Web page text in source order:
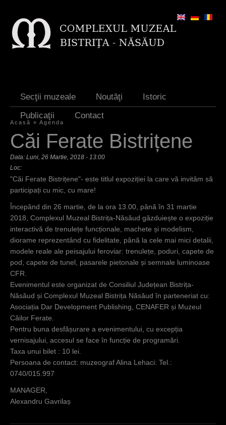
Secţii muzeale Noutăţi
Istoric
Publicaţii
Contact
E
ş
t
i
a
i
c
i
Acasă » Agenda
Căi Ferate Bistrițene
Data: Luni, 26 Martie, 2018 - 13:00
Loc:
"Căi Ferate Bistrițene"- este titlul expoziției la care vă invităm să
participați cu mic, cu mare!
Începând din 26 martie, de la ora 13.00, până în 31 martie
2018, Complexul Muzeal Bistrița-Năsăud găzduiește o expoziție
interactivă de trenulețe funcționale, machete și modelism,
diorame reprezentând cu fidelitate, până la cele mai mici detalii,
modele reale ale peisajului feroviar: trenulețe, poduri, capete de
pod, capete de tunel, pasarele pietonale și semnale luminoase
CFR.
Evenimentul este organizat de Consiliul Județean Bistrița-
Năsăud și Complexul Muzeal Bistrița Năsăud în parteneriat cu:
Asociația Dar Development Publishing, CENAFER și Muzeul
Căilor Ferate.
Pentru buna desfășurare a evenimentului, cu excepția
vernisajului, accesul se face în funcție de programări.
Taxa unui bilet : 10 lei.
Persoana de contact: muzeograf Alina Lehaci: Tel.:
0740/015.997
MANAGER,
Alexandru Gavrilaș